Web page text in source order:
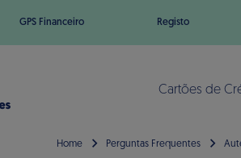
GPS Financeiro Registo
Cartões de
Home Perguntas Frequentes